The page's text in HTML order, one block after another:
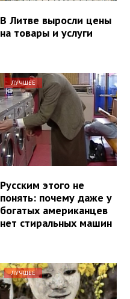
В Литве выросли цены
на товары и услуги
ЛУЧШЕЕ
Русским этого не
понять: почему даже у
богатых американцев
нет стиральных машин
ЛУЧШЕЕ